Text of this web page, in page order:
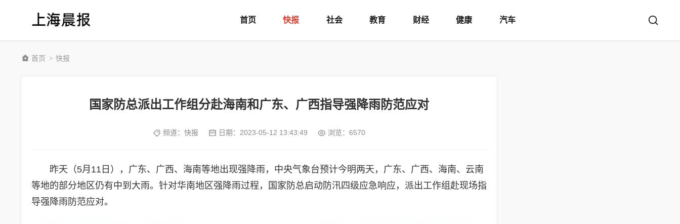
首页 快报 社会 教育 财经 健康 汽车
首页 > 快报
国家防总派出工作组分赴海南和广东、广西指导强降雨防范应对
频道： 快报 日期： 2023-05-12 13:43:49 浏览：6570
昨天（5月11日），广东、广西、海南等地出现强降雨，中央气象台预计今明两天，广东、广西、海南、云南
等地的部分地区仍有中到大雨。针对华南地区强降雨过程，国家防总启动防汛四级应急响应，派出工作组赴现场指
导强降雨防范应对。